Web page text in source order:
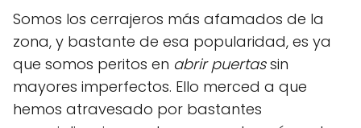
Somos los cerrajeros más afamados de la
zona, y bastante de esa popularidad, es ya
que somos peritos en abrir puertassin
mayores imperfectos. Ello merced a que
hemos atravesado por bastantes